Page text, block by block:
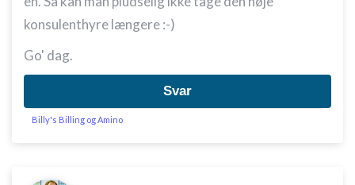
konsulenthyre længere :-)
Go' dag.
Svar
Billy's Billing og Amino